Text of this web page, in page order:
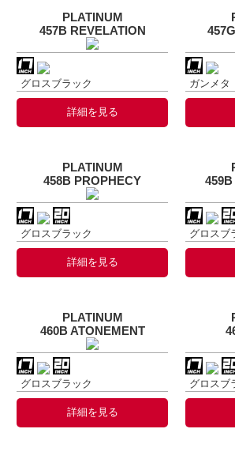
PLATINUM
457B REVELATION
グロスブラック
詳細を見る
ガンメタ
PLATINUM
458B PROPHECY
グロスブラック
詳細を見る
グロスブ
PLATINUM
460B ATONEMENT
グロスブラック
詳細を見る
グロスブ